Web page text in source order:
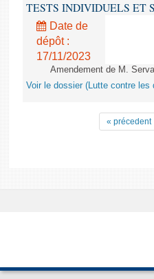
TESTS INDIVIDUELS ET
Date de
dépôt :
17/11/2023
Amendement de M.
Voir le dossier (Lutte contre
« précedent